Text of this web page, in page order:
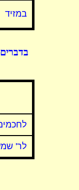
במזיד
לר'